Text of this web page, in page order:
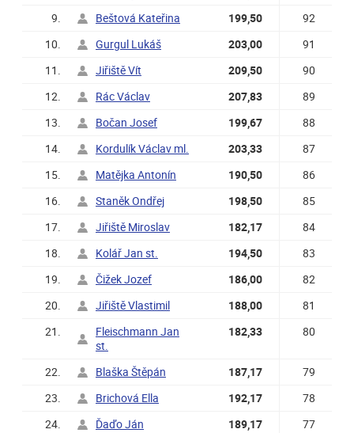
9.
Beštová Kateřina 199,50
92
10.
Gurgul Lukáš 203,00
91
11.
Jiřiště Vít 209,50
90
12.
Rác Václav 207,83
89
13.
Bočan Josef 199,67
88
14.
Kordulík Václav ml. 203,33
87
15.
Matějka Antonín 190,50
86
16.
Staněk Ondřej 198,50
85
17.
Jiřiště Miroslav 182,17
84
18.
Kolář Jan st. 194,50
83
19.
Čižek Jozef 186,00
82
20.
Jiřiště Vlastimil 188,00
81
21.
Fleischmann Jan
st.
182,33 80
22. Blaška Štěpán 187,17
79
23.
Brichová Ella 192,17
78
24.
Ďaďo Ján 189,17
77